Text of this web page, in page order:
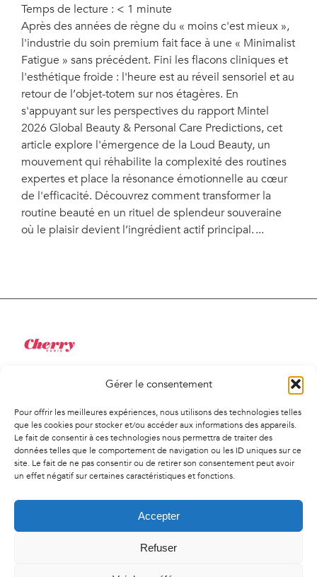
Gérer le consentement
Pour offrir les meilleures expériences, nous utilisons des technologies telles
que les cookies pour stocker et/ou accéder aux informations des appareils.
Le fait de consentir à ces technologies nous permettra de traiter des
données telles que le comportement de navigation ou les ID uniques sur ce
site. Le fait de ne pas consentir ou de retirer son consentement peut avoir
un effet négatif sur certaines caractéristiques et fonctions.
Accepter
Refuser
Temps de lecture : < 1 minute
Après des années de règne du « moins c'est mieux »,
l'industrie du soin premium fait face à une « Minimalist
Fatigue » sans précédent. Fini les flacons cliniques et
l'esthétique froide : l'heure est au réveil sensoriel et au
retour de l’objet-totem sur nos étagères. En
s'appuyant sur les perspectives du rapport Mintel
2026 Global Beauty & Personal Care Predictions, cet
article explore l'émergence de la Loud Beauty, un
mouvement qui réhabilite la complexité des routines
expertes et place la résonance émotionnelle au cœur
de l'efficacité. Découvrez comment transformer la
routine beauté en un rituel de splendeur souveraine
où le plaisir devient l’ingrédient actif principal.
34 Rue de Saint-Pétersbourg
75008, Paris
01 41 02 01 94
contact@agencecherry.com
Lundi au vendredi
9h30-18h00
2026 | Agence Cherry - Tous droit réservés -